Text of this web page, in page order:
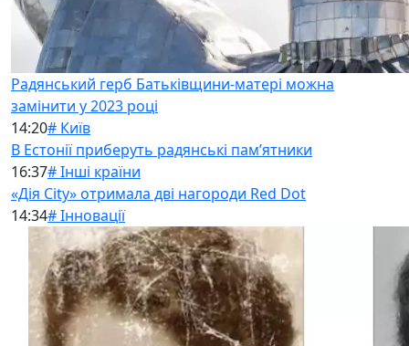
Радянський герб Батьківщини-матері можна
замінити у 2023 році
14:20# Київ
В Естонії приберуть радянські памʼятники
16:37# Інші країни
«Дія City» отримала дві нагороди Red Dot
14:34# Інновації